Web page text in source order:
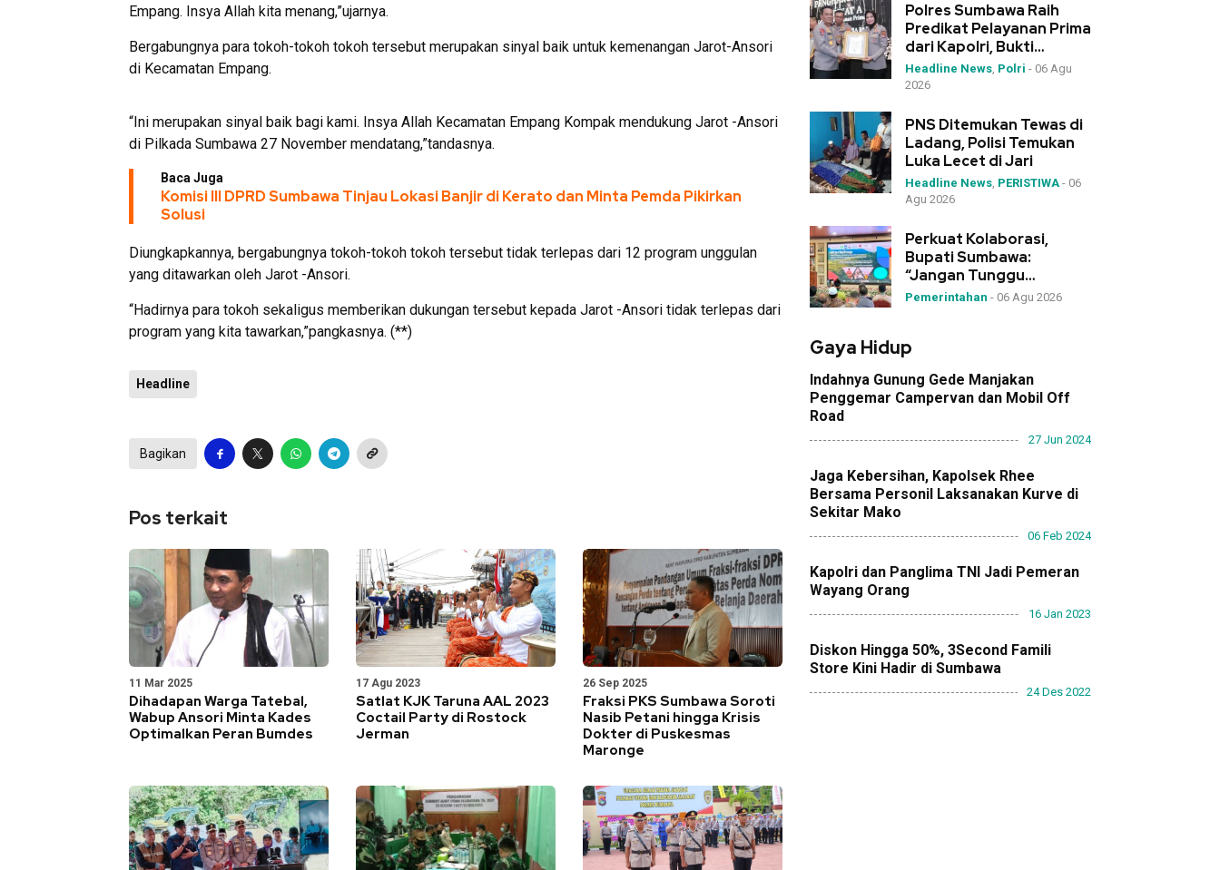
Empang. Insya Allah kita menang,”ujarnya.
Bergabungnya para tokoh-tokoh tokoh tersebut merupakan sinyal baik untuk kemenangan Jarot-Ansori
di Kecamatan Empang.
“Ini merupakan sinyal baik bagi kami. Insya Allah Kecamatan Empang Kompak mendukung Jarot -Ansori
di Pilkada Sumbawa 27 November mendatang,”tandasnya.
Baca Juga
Komisi III DPRD Sumbawa Tinjau Lokasi Banjir di Kerato dan Minta Pemda Pikirkan
Solusi
Diungkapkannya, bergabungnya tokoh-tokoh tokoh tersebut tidak terlepas dari 12 program unggulan
yang ditawarkan oleh Jarot -Ansori.
“Hadirnya para tokoh sekaligus memberikan dukungan tersebut kepada Jarot -Ansori tidak terlepas dari
program yang kita tawarkan,”pangkasnya. (**)
Headline
Bagikan
Pos terkait
11 Mar 2025
Dihadapan Warga Tatebal,
Wabup Ansori Minta Kades
Optimalkan Peran Bumdes
17 Agu 2023
Satlat KJK Taruna AAL 2023
Coctail Party di Rostock
Jerman
26 Sep 2025
Fraksi PKS Sumbawa Soroti
Nasib Petani hingga Krisis
Dokter di Puskesmas
Maronge
Polres Sumbawa Raih
Predikat Pelayanan Prima
dari Kapolri, Bukti
Dedikasi Tinggi di
Rakernis Polda NTB
Headline News, Polri - 06 Agu
2026
PNS Ditemukan Tewas di
Ladang, Polisi Temukan
Luka Lecet di Jari
Headline News, PERISTIWA - 06
Agu 2026
Perkuat Kolaborasi,
Bupati Sumbawa:
“Jangan Tunggu
Bencana, Desa Garda
Pemerintahan - 06 Agu 2026
Gaya Hidup
Indahnya Gunung Gede Manjakan
Penggemar Campervan dan Mobil Off
Road
27 Jun 2024
Jaga Kebersihan, Kapolsek Rhee
Bersama Personil Laksanakan Kurve di
Sekitar Mako
06 Feb 2024
Kapolri dan Panglima TNI Jadi Pemeran
Wayang Orang
16 Jan 2023
Diskon Hingga 50%, 3Second Famili
Store Kini Hadir di Sumbawa
24 Des 2022